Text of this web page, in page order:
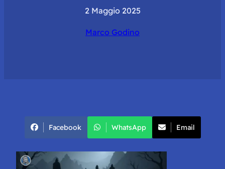
2 Maggio 2025
Marco Godino
Facebook WhatsApp Email